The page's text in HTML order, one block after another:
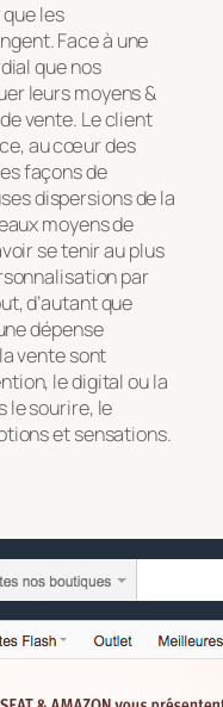
les
Face à une
que nos
leurs moyens &
vente. Le client
au cœur des
façons de
dispersions de la
moyens de
se tenir au plus
par
d’autant que
dépense
vente sont
le digital ou la
le sourire, le
et sensations.